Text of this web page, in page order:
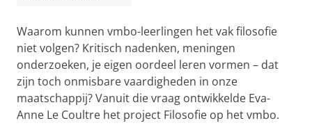
Waarom kunnen vmbo-leerlingen het vak filosofie
niet volgen? Kritisch nadenken, meningen
onderzoeken, je eigen oordeel leren vormen – dat
zijn toch onmisbare vaardigheden in onze
maatschappij? Vanuit die vraag ontwikkelde Eva-
Anne Le Coultre het project Filosofie op het vmbo.